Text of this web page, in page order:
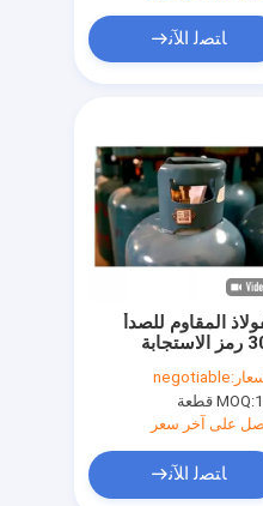
ﺎﺘﺼﻟ ﺍﻶﻧ
المقاوم للصدأ
304 رمز الاستجابة
رمز الباركود
اسطوانة
negotiable
MOQ:
على آخر سعر
ﺎﺘﺼﻟ ﺍﻶﻧ